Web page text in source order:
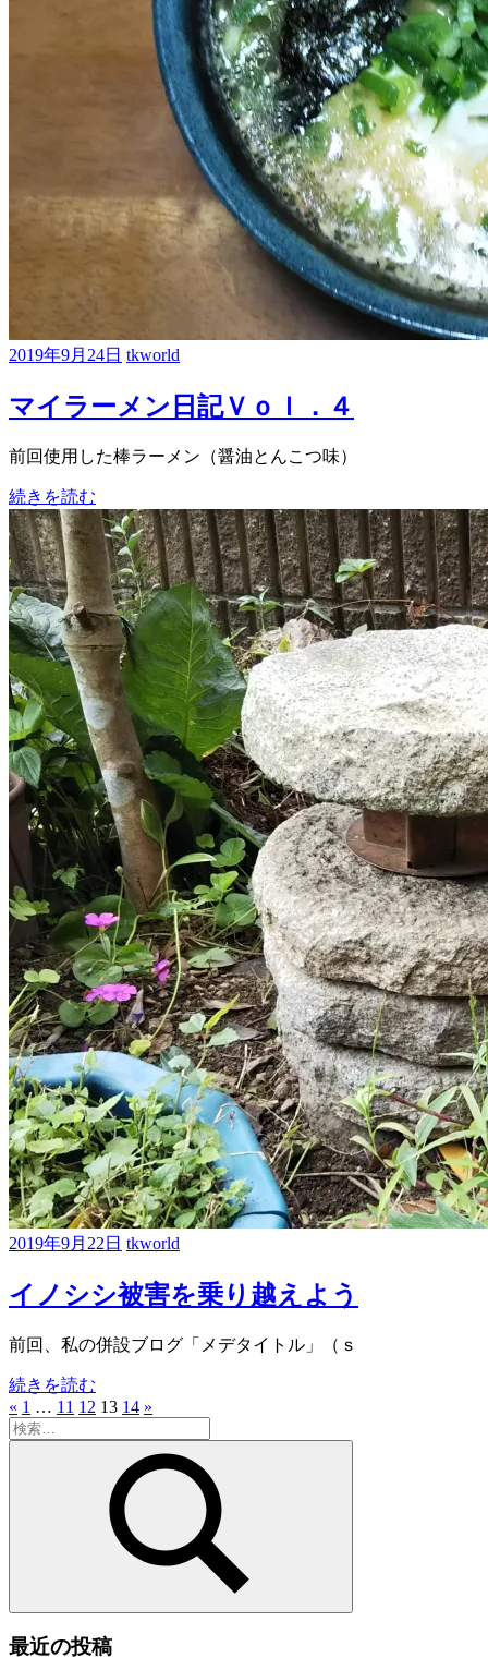
2019年9月24日 tkworld
マイラーメン日記Ｖｏｌ．４
前回使用した棒ラーメン（醤油とんこつ味）
続きを読む
2019年9月22日 tkworld
イノシシ被害を乗り越えよう
前回、私の併設ブログ「メデタイトル」（ｓ
続きを読む
投
稿
送
り
« 前
の
1 … 11 12 13 14 次
記
事
»
検
索:
検
最近の投稿